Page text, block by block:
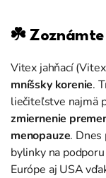
☘️ Zoznámte
Vitex jahňací
mníšsky korenie.
liečiteľstve najmä
zmiernenie
menopauze. Dnes
bylinky na
Európe aj USA